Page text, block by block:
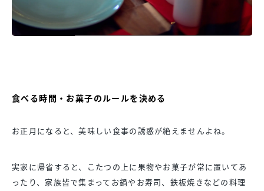
食べる時間・お菓子のルールを決める
お正月になると、美味しい食事の誘惑が絶えませんよね。
実家に帰省すると、こたつの上に果物やお菓子が常に置いてあ
ったり、家族皆で集まってお鍋やお寿司、鉄板焼きなどの料理